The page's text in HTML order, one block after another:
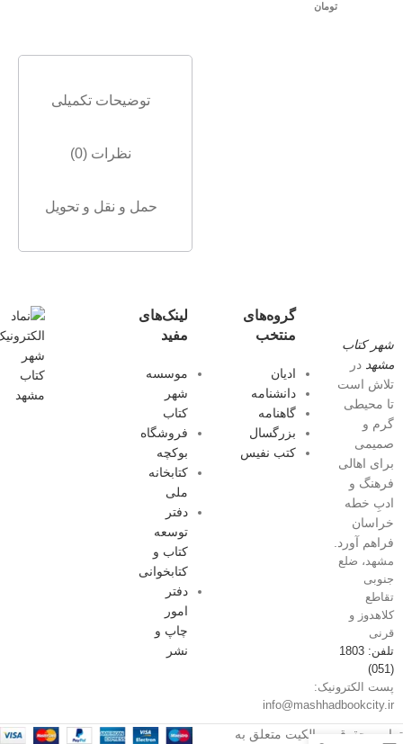
تومان
توضیحات تکمیلی
نظرات (0)
حمل و نقل و تحویل
شهر کتاب
مشهد در
تلاش است
تا محیطی
گرم و
صمیمی
برای اهالی
فرهنگ و
ادبِ خطه
خراسان
فراهم آورد.
مشهد، ضلع
جنوبی
تقاطع
کلاهدوز و
قرنی
تلفن: 1803
(051)
پست الکترونیک:
info@mashhadbookcity.ir
گروه‌های
منتخب
ادیان
دانشنامه
گاهنامه
بزرگسال
کتب نفیس
لینک‌های
مفید
موسسه
شهر
کتاب
فروشگاه
بوکچه
کتابخانه
ملی
دفتر
توسعه
کتاب و
کتابخوانی
دفتر
امور
چاپ و
نشر
تمامی حقوق و مالکیت متعلق به